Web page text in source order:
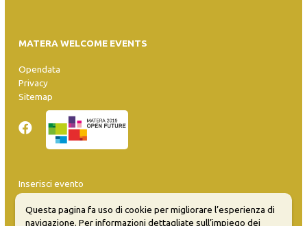
MATERA WELCOME EVENTS
Opendata
Privacy
Sitemap
Inserisci evento
Guida
FAQ
Questa pagina fa uso di cookie per migliorare l’esperienza di
navigazione. Per informazioni dettagliate sull’impiego dei